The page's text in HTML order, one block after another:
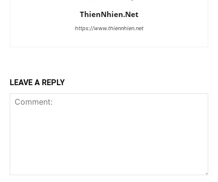
ThienNhien.Net
https://www.thiennhien.net
LEAVE A REPLY